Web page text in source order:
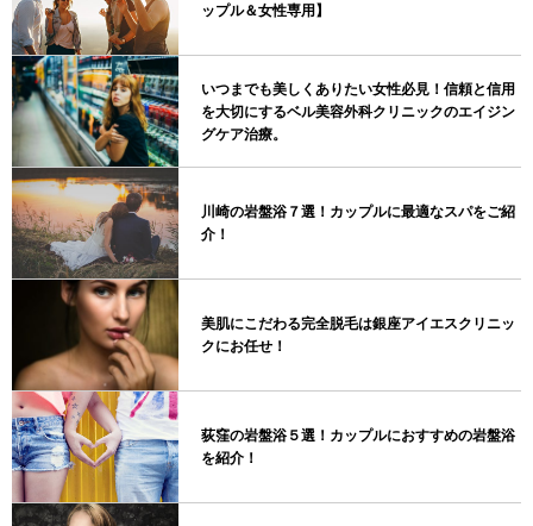
ップル＆女性専用】
いつまでも美しくありたい女性必見！信頼と信用
を大切にするベル美容外科クリニックのエイジン
グケア治療。
川崎の岩盤浴７選！カップルに最適なスパをご紹
介！
美肌にこだわる完全脱毛は銀座アイエスクリニッ
クにお任せ！
荻窪の岩盤浴５選！カップルにおすすめの岩盤浴
を紹介！